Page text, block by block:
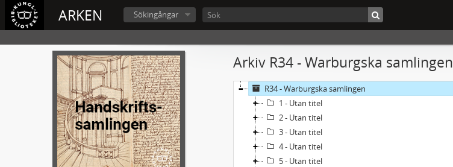
ARKEN Sökingångar
Arkiv R34 - Warburgska samlingen
R34 - Warburgska samlingen
1 - Utan titel
2 - Utan titel
3 - Utan titel
4 - Utan titel
5 - Utan titel